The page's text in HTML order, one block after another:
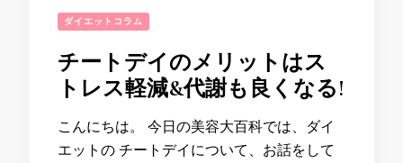
ダイエットコラム
チートデイのメリットはス
トレス軽減&代謝も良くなる!
こんにちは。 今日の美容大百科では、ダイ
エットの チートデイについて、お話をして